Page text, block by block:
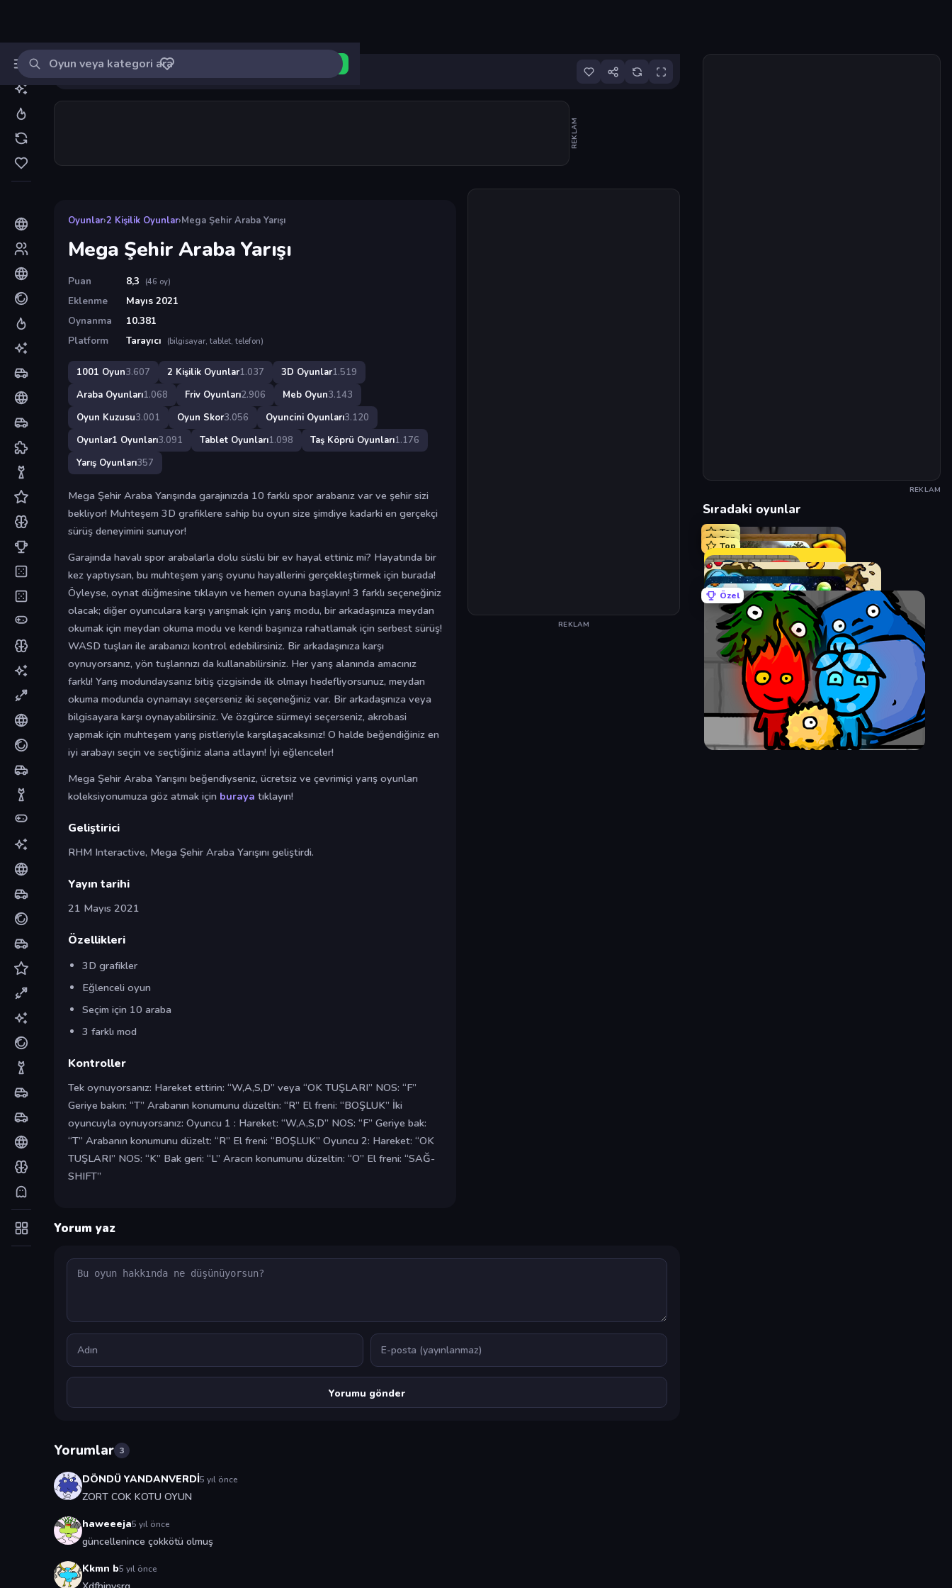
MinikOyuncu
Oyun ara
Oyunu başlat
Mega Şehir Araba Yarışı
REKLAM
REKLAM
Sıradaki oyunlar
Top
Top
Top
Özel
Oyunlar›2 Kişilik Oyunlar›Mega Şehir Araba Yarışı
Mega Şehir Araba Yarışı
Puan 8,3 (46 oy)
Eklenme
Mayıs 2021
Oynanma
10.381
Platform
Tarayıcı (bilgisayar, tablet, telefon)
1001 Oyun3.607 2 Kişilik Oyunlar1.037 3D Oyunlar1.519
Araba Oyunları1.068 Friv Oyunları2.906 Meb Oyun3.143
Oyun Kuzusu3.001 Oyun Skor3.056 Oyuncini Oyunları3.120
Oyunlar1 Oyunları3.091 Tablet Oyunları1.098 Taş Köprü Oyunları1.176
Yarış Oyunları357
Mega Şehir Araba Yarışında garajınızda 10 farklı spor arabanız var ve şehir sizi
bekliyor! Muhteşem 3D grafiklere sahip bu oyun size şimdiye kadarki en gerçekçi
sürüş deneyimini sunuyor!
Garajında ​​​​havalı spor arabalarla dolu süslü bir ev hayal ettiniz mi? Hayatında bir
kez yaptıysan, bu muhteşem yarış oyunu hayallerini gerçekleştirmek için burada!
Öyleyse, oynat düğmesine tıklayın ve hemen oyuna başlayın! 3 farklı seçeneğiniz
olacak; diğer oyunculara karşı yarışmak için yarış modu, bir arkadaşınıza meydan
okumak için meydan okuma modu ve kendi başınıza rahatlamak için serbest sürüş!
WASD tuşları ile arabanızı kontrol edebilirsiniz. Bir arkadaşınıza karşı
oynuyorsanız, yön tuşlarınızı da kullanabilirsiniz. Her yarış alanında amacınız
farklı! Yarış modundaysanız bitiş çizgisinde ilk olmayı hedefliyorsunuz, meydan
okuma modunda oynamayı seçerseniz iki seçeneğiniz var. Bir arkadaşınıza veya
bilgisayara karşı oynayabilirsiniz. Ve özgürce sürmeyi seçerseniz, akrobasi
yapmak için muhteşem yarış pistleriyle karşılaşacaksınız! O halde beğendiğiniz en
iyi arabayı seçin ve seçtiğiniz alana atlayın! İyi eğlenceler!
Mega Şehir Araba Yarışını beğendiyseniz, ücretsiz ve çevrimiçi yarış oyunları
koleksiyonumuza göz atmak için buraya tıklayın!
Geliştirici
RHM Interactive, Mega Şehir Araba Yarışını geliştirdi.
Yayın tarihi
21 Mayıs 2021
Özellikleri
3D grafikler
Eğlenceli oyun
Seçim için 10 araba
3 farklı mod
Kontroller
Tek oynuyorsanız: Hareket ettirin: “W,A,S,D” veya “OK TUŞLARI” NOS: “F”
Geriye bakın: “T” Arabanın konumunu düzeltin: “R” El freni: “BOŞLUK” İki
oyuncuyla oynuyorsanız: Oyuncu 1 : Hareket: “W,A,S,D” NOS: “F” Geriye bak:
“T” Arabanın konumunu düzelt: “R” El freni: “BOŞLUK” Oyuncu 2: Hareket: “OK
TUŞLARI” NOS: “K” Bak geri: “L” Aracın konumunu düzeltin: “O” El freni: “SAĞ-
SHIFT”
REKLAM
Yorum yaz
Yorum
Ad E-posta
Yorumlar 3
DÖNDÜ YANDANVERDİ5 yıl önce
ZORT COK KOTU OYUN
haweeeja5 yıl önce
güncellenince çokkötü olmuş
Kkmn b5 yıl önce